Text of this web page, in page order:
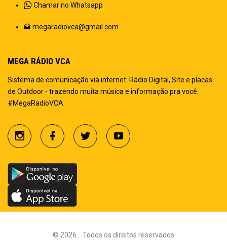
Chamar no Whatsapp
megaradiovca@gmail.com
MEGA RÁDIO VCA
Sistema de comunicação via internet. Rádio Digital, Site e placas
de Outdoor - trazendo muita música e informação pra você.
#MegaRadioVCA
© 2026 . Todos os direitos reservados